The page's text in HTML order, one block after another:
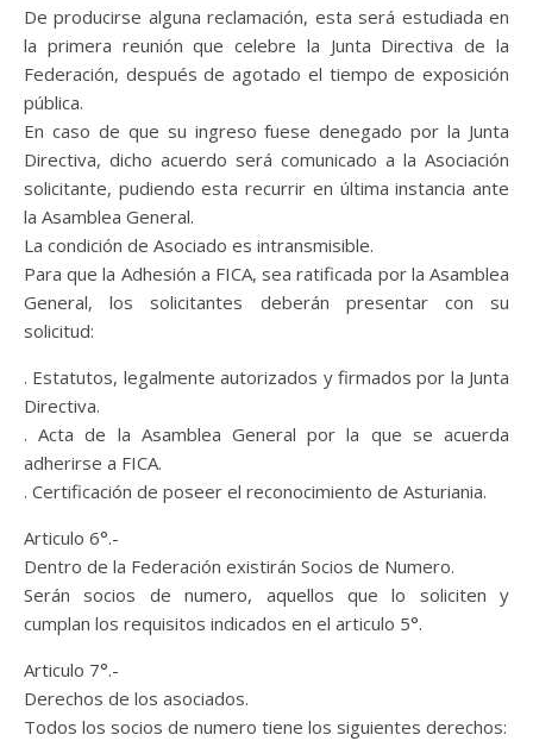
De producirse alguna reclamación, esta será estudiada en
la primera reunión que celebre la Junta Directiva de la
Federación, después de agotado el tiempo de exposición
pública.
En caso de que su ingreso fuese denegado por la Junta
Directiva, dicho acuerdo será comunicado a la Asociación
solicitante, pudiendo esta recurrir en última instancia ante
la Asamblea General.
La condición de Asociado es intransmisible.
Para que la Adhesión a FICA, sea ratificada por la Asamblea
General, los solicitantes deberán presentar con su
solicitud:
. Estatutos, legalmente autorizados y firmados por la Junta
Directiva.
. Acta de la Asamblea General por la que se acuerda
adherirse a FICA.
. Certificación de poseer el reconocimiento de Asturiania.
Articulo 6°.-
Dentro de la Federación existirán Socios de Numero.
Serán socios de numero, aquellos que lo soliciten y
cumplan los requisitos indicados en el articulo 5°.
Articulo 7°.-
Derechos de los asociados.
Todos los socios de numero tiene los siguientes derechos: